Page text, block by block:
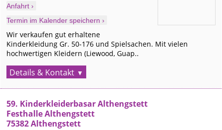
Anfahrt ›
Termin im Kalender speichern ›
Wir verkaufen gut erhaltene
Kinderkleidung Gr. 50-176 und Spielsachen. Mit vielen
hochwertigen Kleidern (Liewood, Guap..
Details & Kontakt
59. Kinderkleiderbasar Althengstett
Festhalle Althengstett
75382 Althengstett